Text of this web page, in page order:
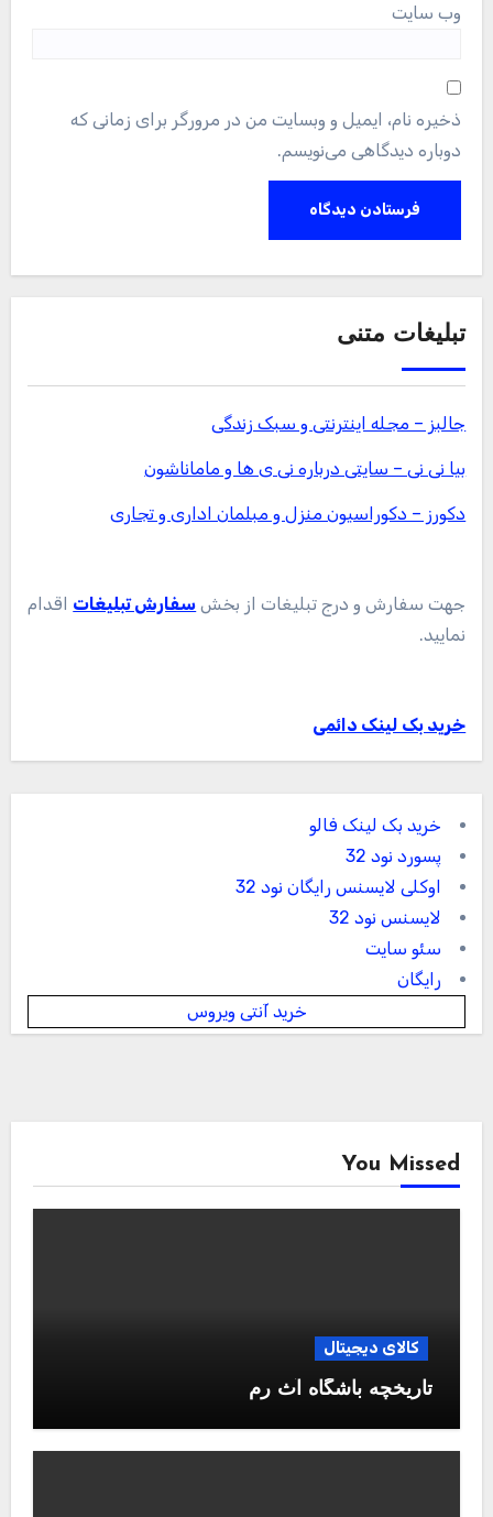
وب‌ سایت
ذخیره نام، ایمیل و وبسایت من در مرورگر برای زمانی که
دوباره دیدگاهی می‌نویسم.
تبلیغات متنی
جالبز – مجله اینترنتی و سبک زندگی
بیا نی نی – سایتی درباره نی ی ها و ماماناشون
دکورز – دکوراسیون منزل و مبلمان اداری و تجاری
جهت سفارش و درج تبلیغات از بخش سفارش تبلیغات اقدام
نمایید.
خرید بک لینک دائمی
خرید بک لینک فالو
پسورد نود 32
اوکلی لایسنس رایگان نود 32
لایسنس نود 32
سئو سایت
رایگان
خرید آنتی ویروس
You Missed
کالای دیجیتال
تاریخچه باشگاه آث رم